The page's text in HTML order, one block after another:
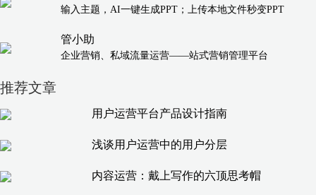
输入主题，AI一键生成PPT；上传本地文件秒变PPT
管小助
企业营销、私域流量运营——站式营销管理平台
推荐文章
用户运营平台产品设计指南
浅谈用户运营中的用户分层
内容运营：戴上写作的六顶思考帽